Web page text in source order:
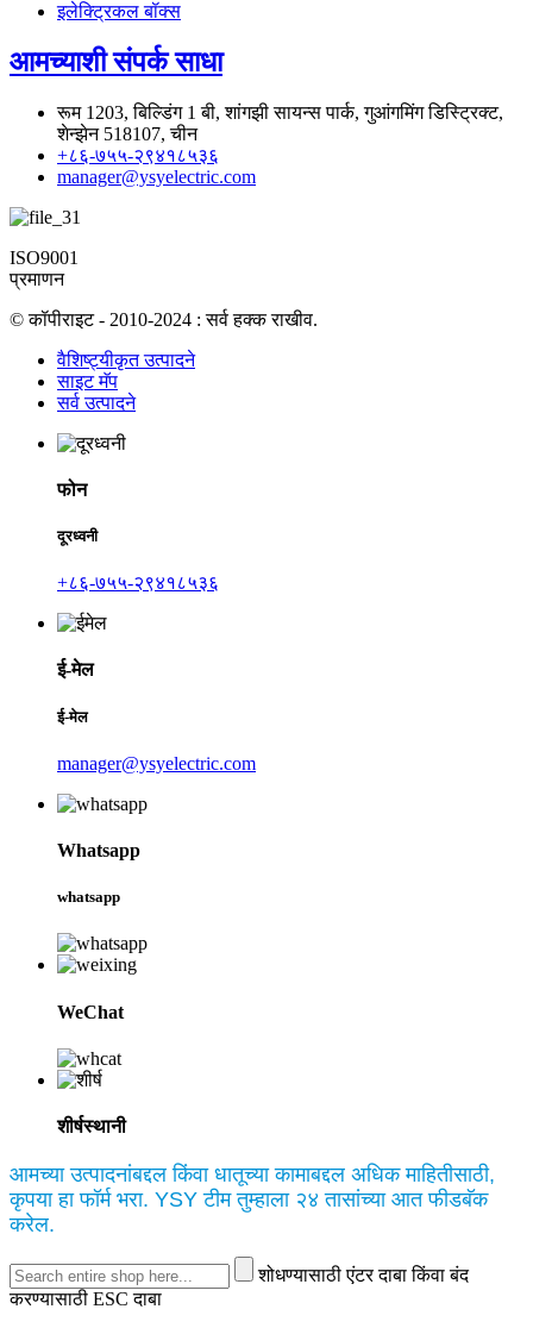
इलेक्ट्रिकल बॉक्स
आमच्याशी संपर्क साधा
रूम 1203, बिल्डिंग 1 बी, शांगझी सायन्स पार्क, गुआंगमिंग डिस्ट्रिक्ट,
शेन्झेन 518107, चीन
+८६-७५५-२९४१८५३६
manager@ysyelectric.com
ISO9001
प्रमाणन
© कॉपीराइट - 2010-2024 : सर्व हक्क राखीव.
वैशिष्ट्यीकृत उत्पादने
साइट मॅप
सर्व उत्पादने
फोन
दूरध्वनी
+८६-७५५-२९४१८५३६
ई-मेल
ई-मेल
manager@ysyelectric.com
Whatsapp
whatsapp
WeChat
शीर्षस्थानी
आमच्या उत्पादनांबद्दल किंवा धातूच्या कामाबद्दल अधिक माहितीसाठी,
कृपया हा फॉर्म भरा. YSY टीम तुम्हाला २४ तासांच्या आत फीडबॅक
करेल.
शोधण्यासाठी एंटर दाबा किंवा बंद
करण्यासाठी ESC दाबा